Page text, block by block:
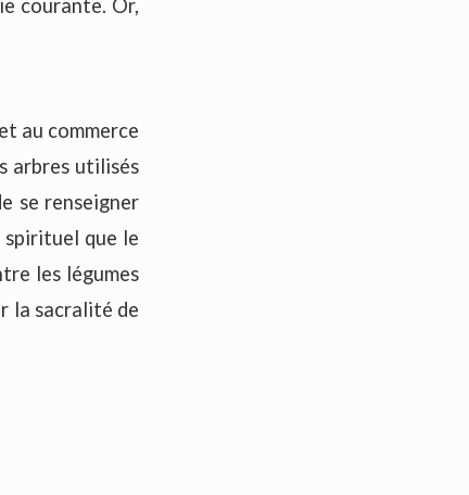
courante. Or,
au commerce
arbres utilisés
se renseigner
que le
les légumes
la sacralité de